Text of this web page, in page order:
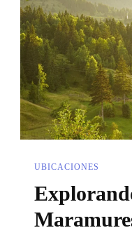
UBICACIONES